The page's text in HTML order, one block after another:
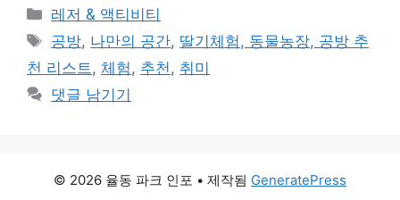
카
테
고
리
레저 & 액티비티
태
그
공방, 나만의 공간, 딸기체험, 동물농장, 공방 추
천 리스트 , 체험 , 추천 , 취미
댓글 남기기
© 2026 율동 파크 인포 • 제작됨 GeneratePress